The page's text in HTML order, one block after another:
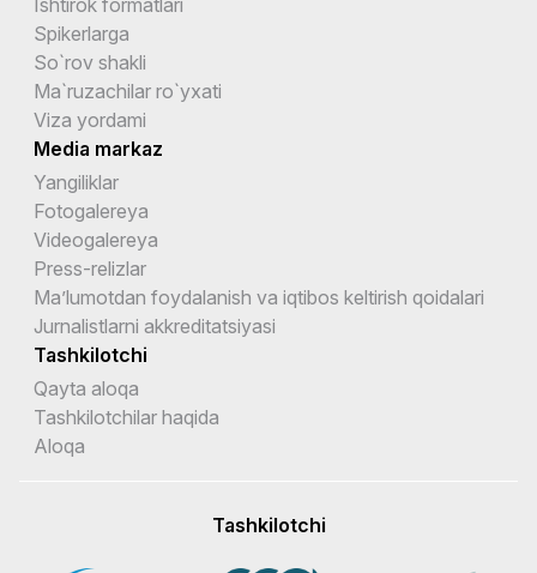
Ishtirok formatlari
Spikerlarga
So`rov shakli
Ma`ruzachilar ro`yxati
Viza yordami
Media markaz
Yangiliklar
Fotogalereya
Videogalereya
Press-relizlar
Ma’lumotdan foydalanish va iqtibos keltirish qoidalari
Jurnalistlarni akkreditatsiyasi
Tashkilotchi
Qayta aloqa
Tashkilotchilar haqida
Aloqa
Tashkilotchi